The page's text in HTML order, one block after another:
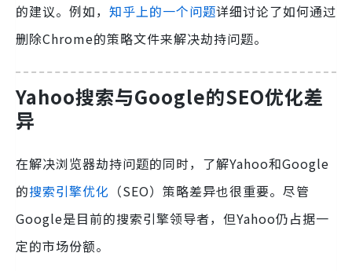
的建议。例如， 知乎上的一个问题详细讨论了如何通过
删除Chrome的策略文件来解决劫持问题。
Yahoo搜索与Google的SEO优化差
异
在解决浏览器劫持问题的同时，了解Yahoo和Google
的搜索引擎优化 （SEO）策略差异也很重要。尽管
Google是目前的搜索引擎领导者，但Yahoo仍占据一
定的市场份额。